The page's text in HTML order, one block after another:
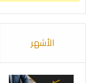
الأشهر